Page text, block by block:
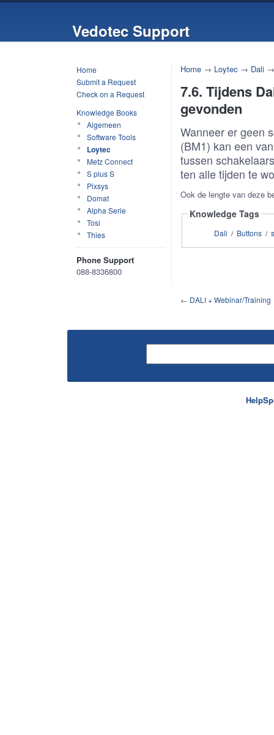
Vedotec Support
Home
Submit a Request
Check on a Request
Knowledge Books
Algemeen
Software Tools
Loytec
Metz Connect
S plus S
Pixsys
Domat
Alpha Serie
Tosi
Thies
Phone Support
088-8336800
Home → Loytec → Dali
7.6. Tijdens
gevonden
Wanneer er geen
(BM1) kan een
tussen
ten alle tijden te
Ook de lengte van deze
Knowledge Tags
Dali / Buttons /
← DALI + Webinar/Training